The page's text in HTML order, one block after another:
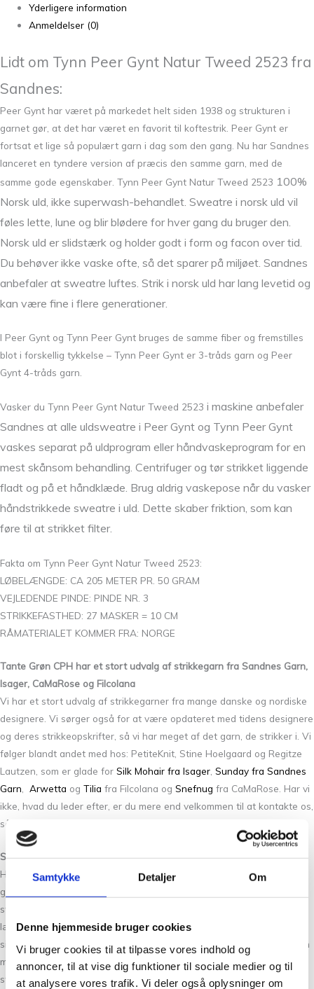
Samtykke Detaljer Om
Denne hjemmeside bruger cookies
Vi bruger cookies til at tilpasse vores indhold og
annoncer, til at vise dig funktioner til sociale medier og til
at analysere vores trafik. Vi deler også oplysninger om
Yderligere information
Anmeldelser (0)
Lidt om Tynn Peer Gynt Natur Tweed 2523 fra
Sandnes:
Peer Gynt har været på markedet helt siden 1938 og strukturen i
garnet gør, at det har været en favorit til koftestrik. Peer Gynt er
fortsat et lige så populært garn i dag som den gang. Nu har Sandnes
lanceret en tyndere version af præcis den samme garn, med de
samme gode egenskaber. Tynn Peer Gynt Natur Tweed 2523 100%
Norsk uld, ikke superwash-behandlet. Sweatre i norsk uld vil
føles lette, lune og blir blødere for hver gang du bruger den.
Norsk uld er slidstærk og holder godt i form og facon over tid.
Du behøver ikke vaske ofte, så det sparer på miljøet. Sandnes
anbefaler at sweatre luftes. Strik i norsk uld har lang levetid og
kan være fine i flere generationer.
I Peer Gynt og Tynn Peer Gynt bruges de samme fiber og fremstilles
blot i forskellig tykkelse – Tynn Peer Gynt er 3-tråds garn og Peer
Gynt 4-tråds garn.
Vasker du Tynn Peer Gynt Natur Tweed 2523 i maskine anbefaler
Sandnes at alle uldsweatre i Peer Gynt og Tynn Peer Gynt
vaskes separat på uldprogram eller håndvaskeprogram for en
mest skånsom behandling. Centrifuger og tør strikket liggende
fladt og på et håndklæde. Brug aldrig vaskepose når du vasker
håndstrikkede sweatre i uld. Dette skaber friktion, som kan
føre til at strikket filter.
Fakta om Tynn Peer Gynt Natur Tweed 2523:
LØBELÆNGDE: CA 205 METER PR. 50 GRAM
VEJLEDENDE PINDE: PINDE NR. 3
STRIKKEFASTHED: 27 MASKER = 10 CM
RÅMATERIALET KOMMER FRA: NORGE
Tante Grøn CPH har et stort udvalg af strikkegarn fra Sandnes Garn,
Isager, CaMaRose og Filcolana
Vi har et stort udvalg af strikkegarner fra mange danske og nordiske
designere. Vi sørger også for at være opdateret med tidens designere
og deres strikkeopskrifter, så vi har meget af det garn, de strikker i. Vi
følger blandt andet med hos: PetiteKnit, Stine Hoelgaard og Regitze
Lautzen, som er glade for Silk Mohair fra Isager Sunday fra Sandnes
Garn
Arwetta og Tilia fra Filcolana og Snefnug fra CaMaRose. Har vi
ikke, hvad du leder efter, er du mere end velkommen til at kontakte os,
så skal vi gøre alt for at hjælpe dig.
Strikkegarn og effektgarn til koldere og varmere dage
Hos Tante Grøn CPH finder du en masse skønt garn, der egner sig
godt til både vinterstrik, sommerstrik og alt midt imellem. Skal du
strikke eller hækle et par fine strømper, har vi et bredt udvalg af
lækkert og blødt strømpegarn i mange farver og varianter som f.eks:
silke, mohair, kamgarn og uldgarn fra
Arwetta
. Vi har også effektgarn
med glimmer i
Paia fra Filcolana
, som giver et ekstra tvist til
strikketøjet. Vi har mange skønne bomuldsgarner, der egner sig godt